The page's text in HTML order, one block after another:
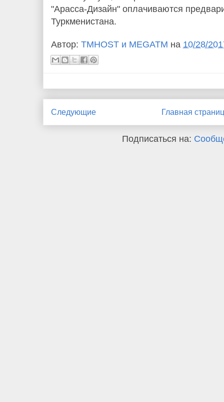
"Арасса-Дизайн" оплачиваются
Туркменистана.
Автор: TMHOST и MEGATM на 10/28/
Следующие Главная
Подписаться на: